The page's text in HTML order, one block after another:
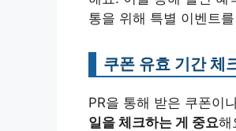
통을 위해 특별 이벤트
쿠폰 유효 기간 체
PR을 통해 받은 쿠폰이
일을 체크하는 게 중요해